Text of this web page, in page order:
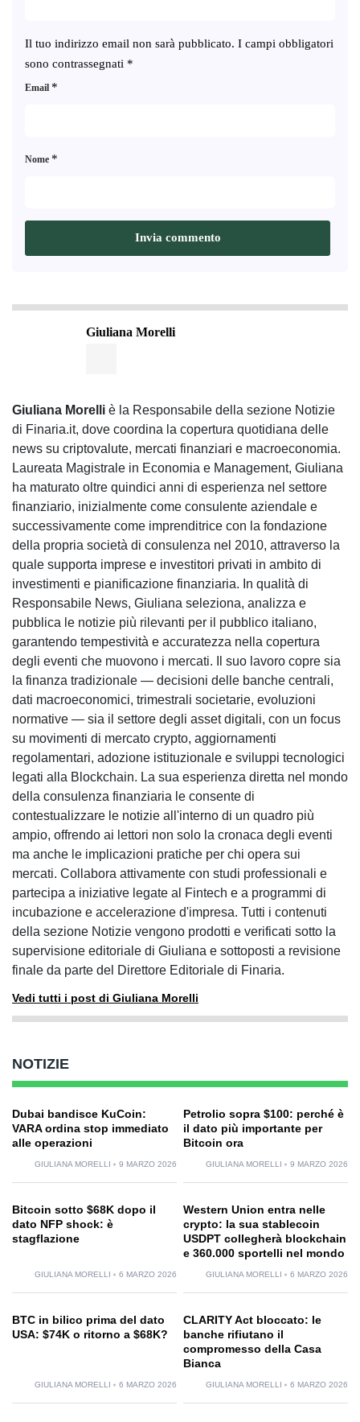
Il tuo indirizzo email non sarà pubblicato. I campi obbligatori
sono contrassegnati *
Nome *
Email *
Giuliana Morelli
Giuliana Morelli è la Responsabile della sezione Notizie
di Finaria.it, dove coordina la copertura quotidiana delle
news su criptovalute, mercati finanziari e macroeconomia.
Laureata Magistrale in Economia e Management, Giuliana
ha maturato oltre quindici anni di esperienza nel settore
finanziario, inizialmente come consulente aziendale e
successivamente come imprenditrice con la fondazione
della propria società di consulenza nel 2010, attraverso la
quale supporta imprese e investitori privati in ambito di
investimenti e pianificazione finanziaria. In qualità di
Responsabile News, Giuliana seleziona, analizza e
pubblica le notizie più rilevanti per il pubblico italiano,
garantendo tempestività e accuratezza nella copertura
degli eventi che muovono i mercati. Il suo lavoro copre sia
la finanza tradizionale — decisioni delle banche centrali,
dati macroeconomici, trimestrali societarie, evoluzioni
normative — sia il settore degli asset digitali, con un focus
su movimenti di mercato crypto, aggiornamenti
regolamentari, adozione istituzionale e sviluppi tecnologici
legati alla Blockchain. La sua esperienza diretta nel mondo
della consulenza finanziaria le consente di
contestualizzare le notizie all'interno di un quadro più
ampio, offrendo ai lettori non solo la cronaca degli eventi
ma anche le implicazioni pratiche per chi opera sui
mercati. Collabora attivamente con studi professionali e
partecipa a iniziative legate al Fintech e a programmi di
incubazione e accelerazione d'impresa. Tutti i contenuti
della sezione Notizie vengono prodotti e verificati sotto la
supervisione editoriale di Giuliana e sottoposti a revisione
finale da parte del Direttore Editoriale di Finaria.
Vedi tutti i post di Giuliana Morelli
NOTIZIE
Dubai bandisce KuCoin:
VARA ordina stop immediato
alle operazioni
GIULIANA MORELLI 9 MARZO 2026
Petrolio sopra $100: perché è
il dato più importante per
Bitcoin ora
GIULIANA MORELLI 9 MARZO 2026
Bitcoin sotto $68K dopo il
dato NFP shock: è
stagflazione
GIULIANA MORELLI 6 MARZO 2026
Western Union entra nelle
crypto: la sua stablecoin
USDPT collegherà blockchain
e 360.000 sportelli nel mondo
GIULIANA MORELLI 6 MARZO 2026
BTC in bilico prima del dato
USA: $74K o ritorno a $68K?
GIULIANA MORELLI 6 MARZO 2026
CLARITY Act bloccato: le
banche rifiutano il
compromesso della Casa
Bianca
GIULIANA MORELLI 6 MARZO 2026